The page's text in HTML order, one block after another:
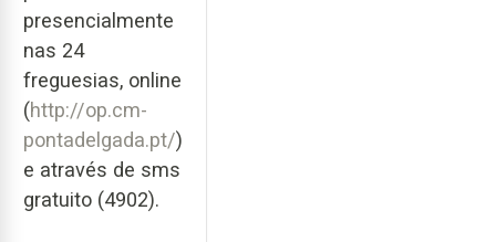
presencialmente
nas 24
freguesias, online
(http://op.cm-
pontadelgada.pt/)
e através de sms
gratuito (4902).